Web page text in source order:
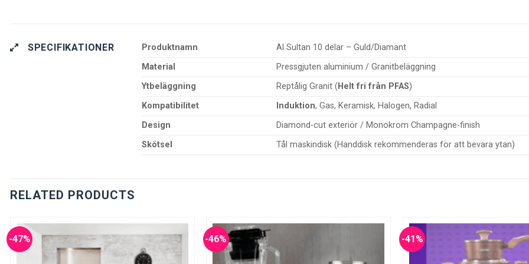
SPECIFIKATIONER Produktnamn
Al Sultan 10 delar – Guld/Diamant
Material
Pressgjuten aluminium / Granitbeläggning
Ytbeläggning
Reptålig Granit ( Helt fri från PFAS)
Kompatibilitet
Induktion, Gas, Keramisk, Halogen, Radial
Design
Diamond-cut exteriör / Monokrom Champagne-finish
Skötsel
Tål maskindisk (Handdisk rekommenderas för att bevara ytan)
RELATED PRODUCTS
-47% -46% -41%